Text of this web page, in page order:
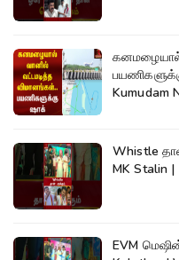
கனமழையால்
Kumudam
Whistle தான் பறக்கும் !!
MK Stalin
EVM